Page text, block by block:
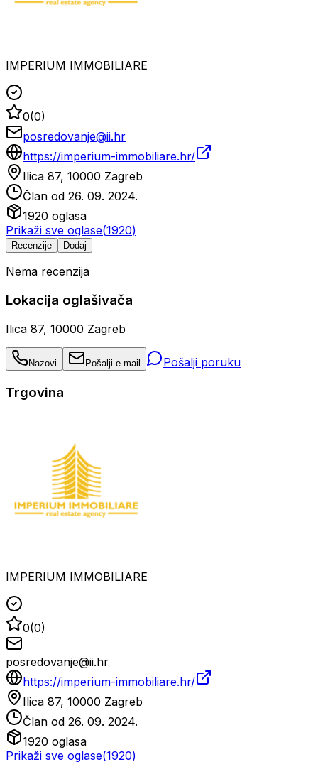
IMPERIUM IMMOBILIARE
0(0)
posredovanje@ii.hr
https://imperium-immobiliare.hr/
Ilica 87, 10000 Zagreb
Član od 26. 09. 2024.
1920 oglasa
Prikaži sve oglase(1920)
Recenzije Dodaj
Nema recenzija
Lokacija oglašivača
Ilica 87, 10000 Zagreb
Nazovi Pošalji e-mail Pošalji poruku
Trgovina
IMPERIUM IMMOBILIARE
0(0)
posredovanje@ii.hr
https://imperium-immobiliare.hr/
Ilica 87, 10000 Zagreb
Član od 26. 09. 2024.
1920 oglasa
Prikaži sve oglase(1920)